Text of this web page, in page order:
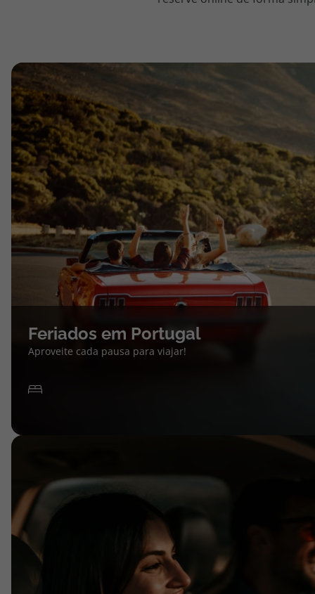
topatlantico@topatlantico.com
Feriados em Portugal
Aproveite cada pausa para viajar!